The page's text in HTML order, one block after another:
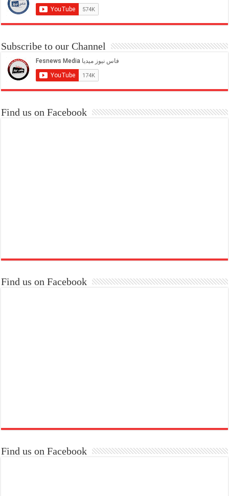
Subscribe to our Channel
Find us on Facebook
Find us on Facebook
Find us on Facebook